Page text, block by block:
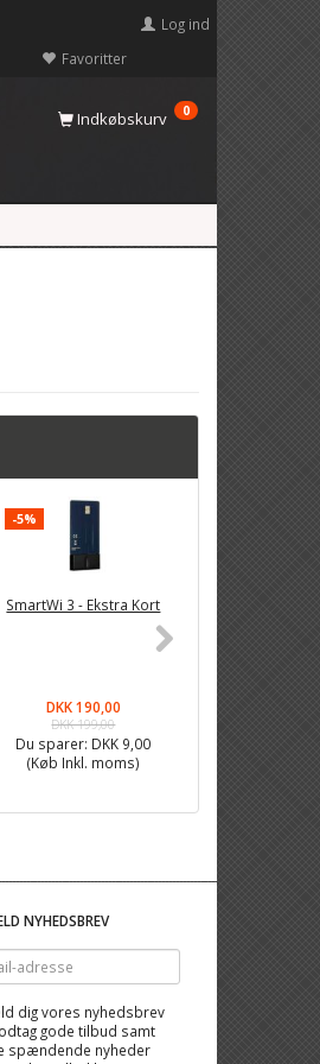
Favoritter
Log ind
Indkøbskurv 0
-5%
SmartWi 3 - Ekstra Kort
DKK 190,00
DKK 199,00
Du sparer: DKK 9,00
(Køb Inkl. moms)
NYHEDSBREV
dig vores nyhedsbrev
gode tilbud samt
spændende nyheder